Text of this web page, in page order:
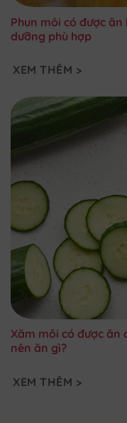
Phun môi có được
dưỡng phù hợp
XEM THÊM >
Xăm môi có được ăn
nên ăn gì?
XEM THÊM >